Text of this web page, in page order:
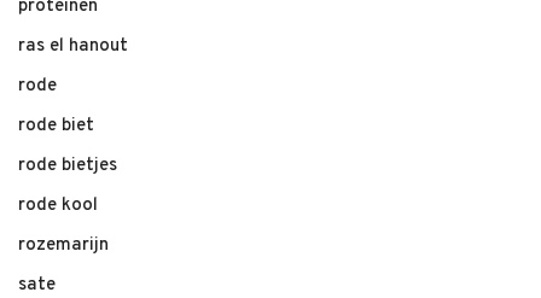
proteinen
ras el hanout
rode
rode biet
rode bietjes
rode kool
rozemarijn
sate